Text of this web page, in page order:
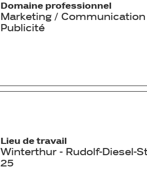
Domaine professionnel
Marketing /
Publicité
Lieu de travail
Winterthur - Rudolf-Diesel-
25